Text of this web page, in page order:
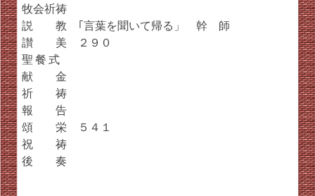
牧会祈祷
説 教 ｢言葉を聞いて帰る」 幹 師
讃 美 ２９０
聖 餐 式
献 金
祈 祷
報 告
頌 栄 ５４１
祝 祷
後 奏